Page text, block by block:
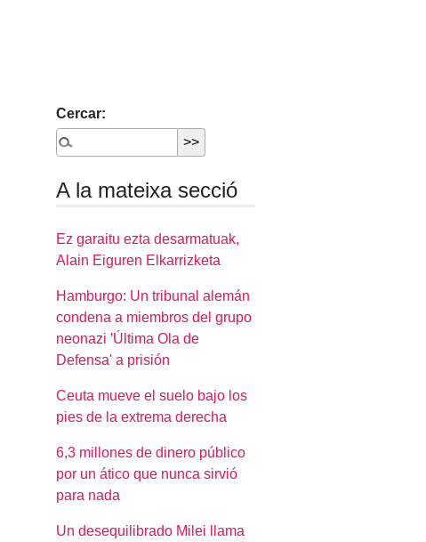
Cercar:
A la mateixa secció
Ez garaitu ezta desarmatuak,
Alain Eiguren Elkarrizketa
Hamburgo: Un tribunal alemán
condena a miembros del grupo
neonazi 'Última Ola de
Defensa' a prisión
Ceuta mueve el suelo bajo los
pies de la extrema derecha
6,3 millones de dinero público
por un ático que nunca sirvió
para nada
Un desequilibrado Milei llama